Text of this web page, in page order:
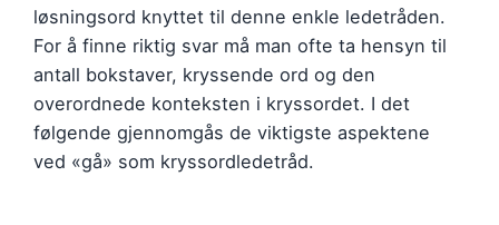
løsningsord knyttet til denne enkle ledetråden.
For å finne riktig svar må man ofte ta hensyn til
antall bokstaver, kryssende ord og den
overordnede konteksten i kryssordet. I det
følgende gjennomgås de viktigste aspektene
ved «gå» som kryssordledetråd.